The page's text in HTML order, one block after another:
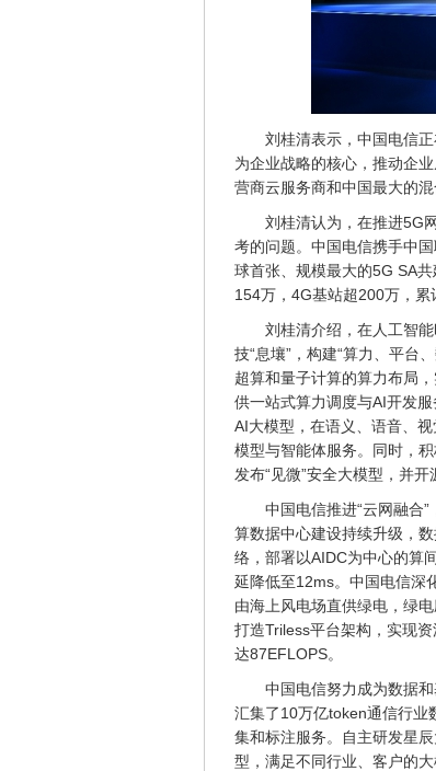
刘桂清表示，中国电信
为企业战略的核心，推动企
营商云服务商和中国最大的
刘桂清认为，在推进5G
考的问题。中国电信携手中
球首张、规模最大的5G SA
154万，4G基站超200万，累
刘桂清介绍，在人工智
技“息壤”，构建“算力、平台
超算和量子计算的算力布局
供一站式算力调度与AI开发
AI大模型，在语义、语音、
模型与智能体服务。同时，
发布“见微”安全大模型，并
中国电信推进“云网融合
算数据中心建设持续升级，
络，部署以AIDC为中心的算
延降低至12ms。中国电信深
由海上风电场直供绿电，绿
打造Triless平台架构，实现
达87EFLOPS。
中国电信努力成为数据
汇集了10万亿token通信行业
集和标注服务。自主研发星
型，满足不同行业、客户的